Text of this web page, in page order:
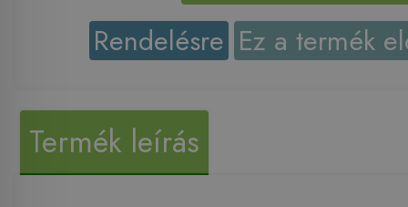
Rendelésre Ez a termék
Termék leírás